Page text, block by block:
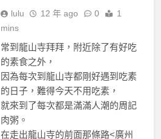
lulu 12 年 ago 0
1
mins
常到龍山寺拜拜，附近除了有好吃
的素食之外，
因為每次到龍山寺都剛好遇到吃素
的日子，難得今天不用吃素，
就來到了每次都是滿滿人潮的周記
肉粥。
在走出龍山寺的前面那條路<廣州